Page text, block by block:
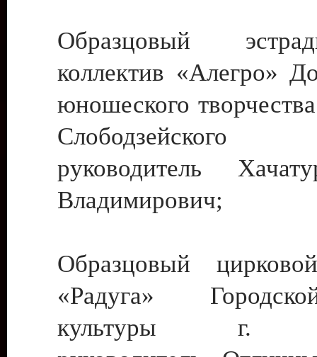
Образцовый
коллектив «Алегро»
юношеского
руководитель
Владимирович;
Образцовый
«Радуга»
культуры г.